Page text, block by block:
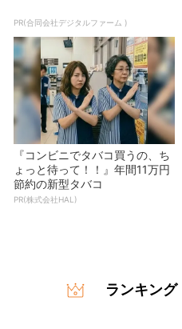
PR(合同会社デジタルファーム )
『コンビニでタバコ買うの、ち
ょっと待って！！』年間11万円
節約の新型タバコ
PR(株式会社HAL)
ランキング